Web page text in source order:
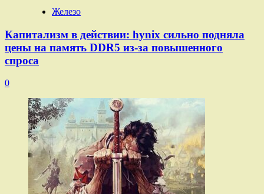
Железо
Капитализм в действии: hynix сильно подняла
цены на память DDR5 из-за повышенного
спроса
0